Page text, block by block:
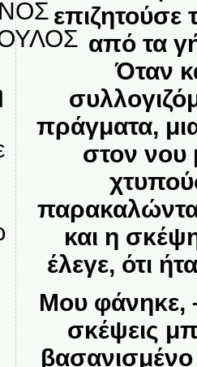
από τα
Όταν
πράγματα,
στον νου
και η
έλεγε, ότι
Μου φάνηκε,
σκέψεις